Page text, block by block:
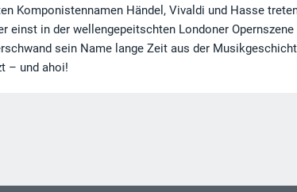
Komponistennamen Händel, Vivaldi und Hasse
einst in der wellengepeitschten Londoner Opernszene
sein Name lange Zeit aus der
– und ahoi!